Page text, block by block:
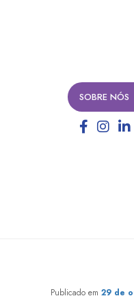
SOBRE NÓS
Publicado em 29 de